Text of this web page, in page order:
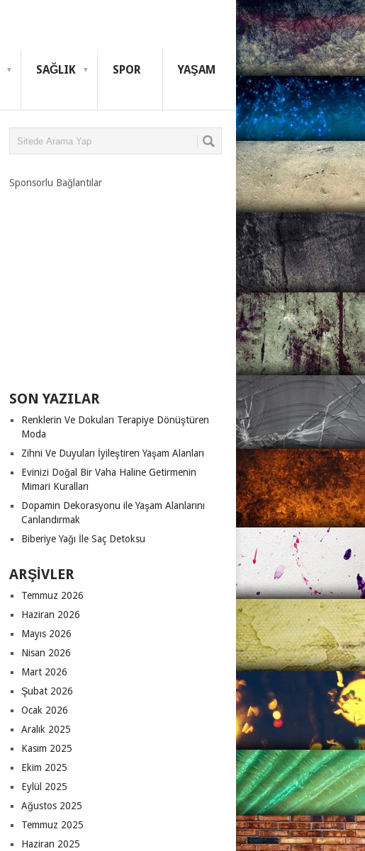
SAĞLIK SPOR YAŞAM
Sponsorlu Bağlantılar
SON YAZILAR
Renklerin Ve Dokuları Terapiye Dönüştüren
Moda
Zihni Ve Duyuları İyileştiren Yaşam Alanları
Evinizi Doğal Bir Vaha Haline Getirmenin
Mimari Kuralları
Dopamin Dekorasyonu ile Yaşam Alanlarını
Canlandırmak
Biberiye Yağı İle Saç Detoksu
ARŞIVLER
Temmuz 2026
Haziran 2026
Mayıs 2026
Nisan 2026
Mart 2026
Şubat 2026
Ocak 2026
Aralık 2025
Kasım 2025
Ekim 2025
Eylül 2025
Ağustos 2025
Temmuz 2025
Haziran 2025